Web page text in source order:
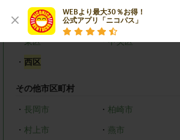
WEBより最大30％お得！
公式アプリ「ニコパス」
新潟市
・東区 ・中央区
・ 西区
その他市区町村
・ 長岡市 ・ 柏崎市
・ 村上市 ・ 燕市